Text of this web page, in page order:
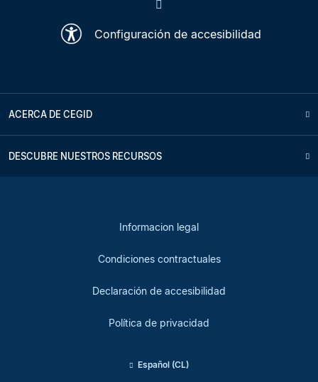
Configuración de accesibilidad
ACERCA DE CEGID
DESCUBRE NUESTROS RECURSOS
Informacion legal
Condiciones contractuales
Declaración de accesibilidad
Política de privacidad
Español (CL)